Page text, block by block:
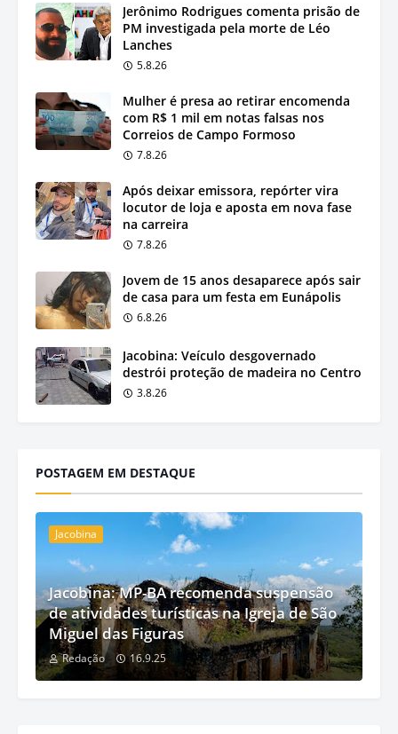
Jerônimo Rodrigues comenta prisão de
PM investigada pela morte de Léo
Lanches
5.8.26
Mulher é presa ao retirar encomenda
com R$ 1 mil em notas falsas nos
Correios de Campo Formoso
7.8.26
Após deixar emissora, repórter vira
locutor de loja e aposta em nova fase
na carreira
7.8.26
Jovem de 15 anos desaparece após sair
de casa para um festa em Eunápolis
6.8.26
Jacobina: Veículo desgovernado
destrói proteção de madeira no Centro
3.8.26
POSTAGEM EM DESTAQUE
Jacobina
Jacobina: MP-BA recomenda suspensão
de atividades turísticas na Igreja de São
Miguel das Figuras
Redação 16.9.25